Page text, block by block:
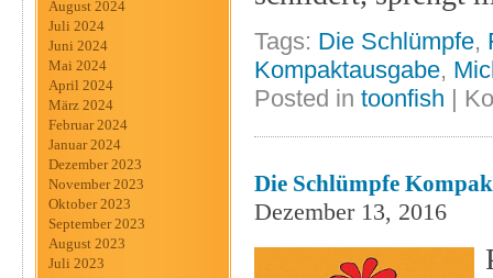
August 2024
Juli 2024
Juni 2024
Mai 2024
April 2024
März 2024
Februar 2024
Januar 2024
Dezember 2023
November 2023
Oktober 2023
September 2023
August 2023
Juli 2023
Tags: Die Schlümpfe,
Kompaktausgabe,
Posted in toonfish |
Die Schlümpfe
Dezember 13, 2016